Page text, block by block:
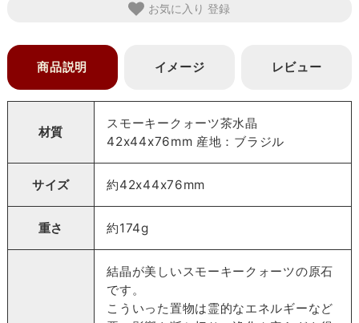
お気に入り
商品説明 イメージ レビュー
材質
スモーキークォーツ茶水晶
42x44x76mm 産地：ブラジル
サイズ 約42x44x76mm
重さ 約174g
結晶が美しいスモーキークォーツの原石
です。
こういった置物は霊的なエネルギーなど